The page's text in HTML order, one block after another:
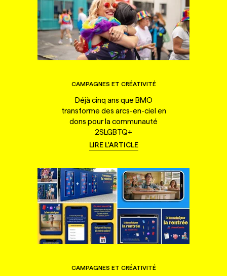
CAMPAGNES ET CRÉATIVITÉ
Déjà cinq ans que BMO
transforme des arcs-en-ciel en
dons pour la communauté
2SLGBTQ+
LIRE L'ARTICLE
CAMPAGNES ET CRÉATIVITÉ